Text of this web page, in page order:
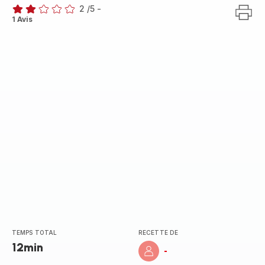
Avis
2 /5 -
1 Avis
TEMPS TOTAL
12min
RECETTE DE
-